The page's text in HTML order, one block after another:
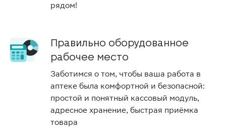
рядом!
Правильно оборудованное
рабочее место
Заботимся о том, чтобы ваша работа в
аптеке была комфортной и безопасной:
простой и понятный кассовый модуль,
адресное хранение, быстрая приёмка
товара